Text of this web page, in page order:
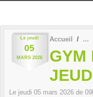
Le jeudi
05
MARS 2026
Accueil
GYM
Le jeudi 05 mars 2026 de